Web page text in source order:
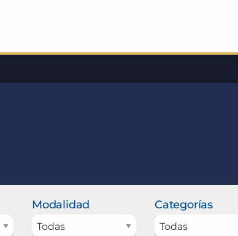
Modalidad Categorías